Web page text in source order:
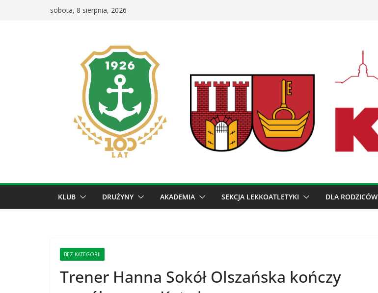
sobota, 8 sierpnia, 2026
KLUB DRUŻYNY AKADEMIA SEKCJA LEKKOATLETYKI DLA RODZICÓW
BEZ KATEGORII
Trener Hanna Sokół Olszańska kończy